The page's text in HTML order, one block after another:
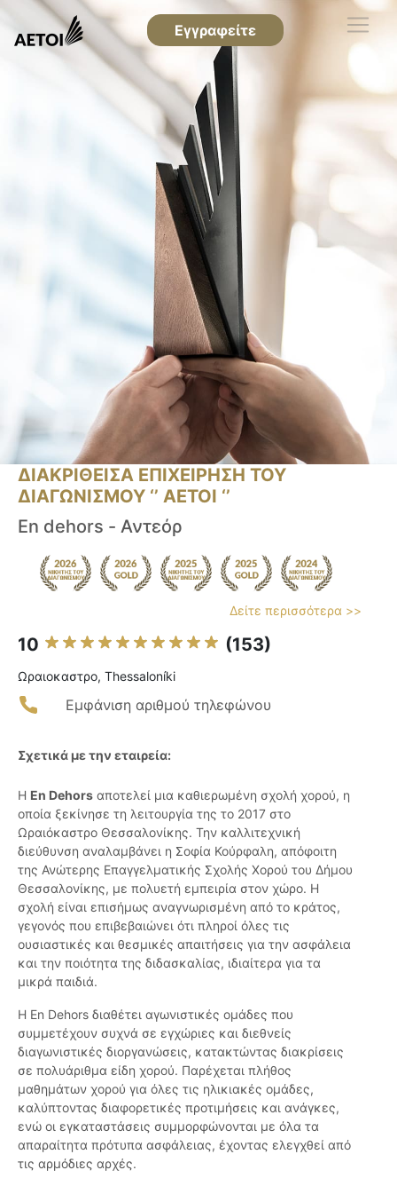
Εγγραφείτε
ΔΙΑΚΡΙΘΕΙΣΑ ΕΠΙΧΕΙΡΗΣΗ ΤΟΥ
ΔΙΑΓΩΝΙΣΜΟΥ ‘’ ΑΕΤΟΙ ‘’
En dehors - Αντεόρ
Δείτε περισσότερα >>
10 (153)
Ωραιοκαστρο, Thessaloníki
Εμφάνιση αριθμού τηλεφώνου
Σχετικά με την εταιρεία:
Η En Dehors αποτελεί μια καθιερωμένη σχολή χορού, η
οποία ξεκίνησε τη λειτουργία της το 2017 στο
Ωραιόκαστρο Θεσσαλονίκης. Την καλλιτεχνική
διεύθυνση αναλαμβάνει η Σοφία Κούρφαλη, απόφοιτη
της Ανώτερης Επαγγελματικής Σχολής Χορού του Δήμου
Θεσσαλονίκης, με πολυετή εμπειρία στον χώρο. Η
σχολή είναι επισήμως αναγνωρισμένη από το κράτος,
γεγονός που επιβεβαιώνει ότι πληροί όλες τις
ουσιαστικές και θεσμικές απαιτήσεις για την ασφάλεια
και την ποιότητα της διδασκαλίας, ιδιαίτερα για τα
μικρά παιδιά.
Η En Dehors διαθέτει αγωνιστικές ομάδες που
συμμετέχουν συχνά σε εγχώριες και διεθνείς
διαγωνιστικές διοργανώσεις, κατακτώντας διακρίσεις
σε πολυάριθμα είδη χορού. Παρέχεται πλήθος
μαθημάτων χορού για όλες τις ηλικιακές ομάδες,
καλύπτοντας διαφορετικές προτιμήσεις και ανάγκες,
ενώ οι εγκαταστάσεις συμμορφώνονται με όλα τα
απαραίτητα πρότυπα ασφάλειας, έχοντας ελεγχθεί από
τις αρμόδιες αρχές.